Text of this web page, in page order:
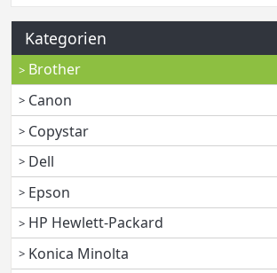
Kategorien
Brother
Canon
Copystar
Dell
Epson
HP Hewlett-Packard
Konica Minolta